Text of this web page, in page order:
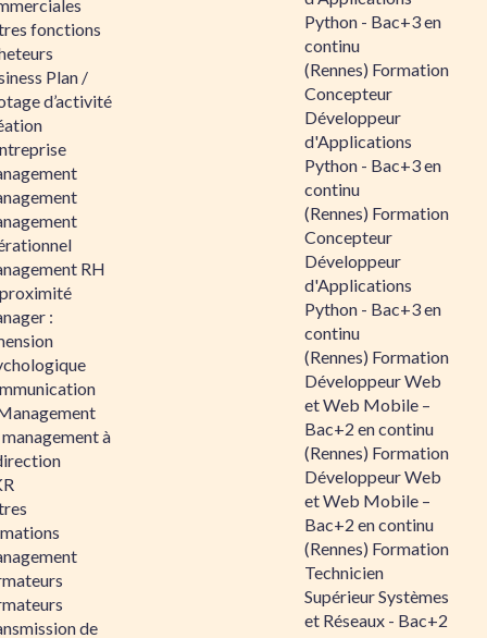
fonctions
Plan /
d’activité
RH
:
à
de
Python - Bac+3 en
continu
(Rennes) Formation
Concepteur
Développeur
d'Applications
Python - Bac+3 en
continu
(Rennes) Formation
Concepteur
Développeur
d'Applications
Python - Bac+3 en
continu
(Rennes) Formation
Développeur Web
et Web Mobile –
Bac+2 en continu
(Rennes) Formation
Développeur Web
et Web Mobile –
Bac+2 en continu
(Rennes) Formation
Technicien
Supérieur Systèmes
et Réseaux - Bac+2